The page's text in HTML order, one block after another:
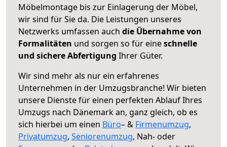
Möbelmontage bis zur Einlagerung der Möbel,
wir sind für Sie da. Die Leistungen unseres
Netzwerks umfassen auch die Übernahme von
Formalitäten und sorgen so für eineschnelle
und sichere Abfertigung Ihrer Güter.
Wir sind mehr als nur ein erfahrenes
Unternehmen in der Umzugsbranche! Wir bieten
unsere Dienste für einen perfekten Ablauf Ihres
Umzugs nach Dänemark an, ganz gleich, ob es
sich hierbei um einen Büro– & Firmenumzug,
Privatumzug, Seniorenumzug, Nah- oder